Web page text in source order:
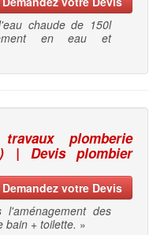
chaude de 150l
en eau et
plomberie
| Devis plombier
Demandez votre Devis
des
bain + toilette. »